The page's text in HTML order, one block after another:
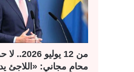
من 12
محامٍ مجاني: «اللاجئ